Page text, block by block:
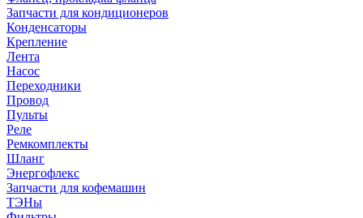
Запчасти для кондиционеров
Конденсаторы
Крепление
Лента
Насос
Переходники
Провод
Пульты
Реле
Ремкомплекты
Шланг
Энергофлекс
Запчасти для кофемашин
ТЭНы